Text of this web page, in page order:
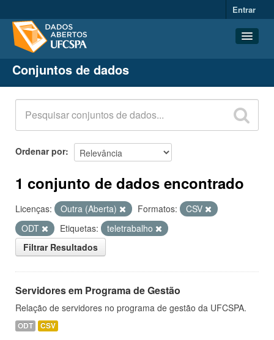
Entrar
Conjuntos de dados
Organizações
Grupos
Sobre
Conjuntos de dados
Ordenar por
1 conjunto de dados encontrado
Licenças: Outra (Aberta) Formatos:
CSV
ODT
Etiquetas:
teletrabalho
Filtrar Resultados
Servidores em Programa de Gestão
Relação de servidores no programa de gestão da UFCSPA.
ODT CSV